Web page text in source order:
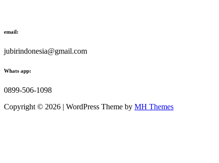
email:
jubirindonesia@gmail.com
Whats app:
0899-506-1098
Copyright © 2026 | WordPress Theme by MH Themes